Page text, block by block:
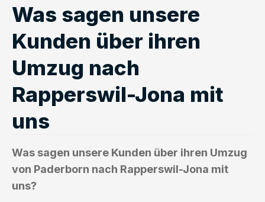
Was sagen unsere
Kunden über ihren
Umzug nach
Rapperswil-Jona mit
uns
Was sagen unsere Kunden über ihren Umzug
von Paderborn nach Rapperswil-Jona mit
uns?